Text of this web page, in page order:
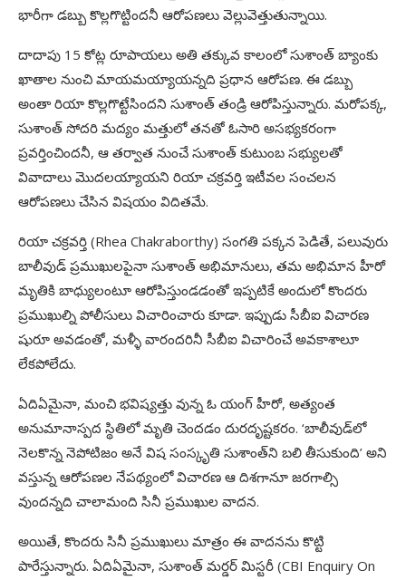
భారీగా డబ్బు కొల్లగొట్టిందనీ ఆరోపణలు వెల్లువెత్తుతున్నాయి.
దాదాపు 15 కోట్ల రూపాయలు అతి తక్కువ కాలంలో సుశాంత్‌ బ్యాంకు
ఖాతాల నుంచి మాయమయ్యాయన్నది ప్రధాన ఆరోపణ. ఈ డబ్బు
అంతా రియా కొల్లగొట్టేసిందని సుశాంత్‌ తండ్రి ఆరోపిస్తున్నారు. మరోపక్క,
సుశాంత్‌ సోదరి మద్యం మత్తులో తనతో ఓసారి అసభ్యకరంగా
ప్రవర్తించిందనీ, ఆ తర్వాత నుంచే సుశాంత్‌ కుటుంబ సభ్యులతో
వివాదాలు మొదలయ్యాయని రియా చక్రవర్తి ఇటీవల సంచలన
ఆరోపణలు చేసిన విషయం విదితమే.
రియా చక్రవర్తి (Rhea Chakraborthy) సంగతి పక్కన పెడితే, పలువురు
బాలీవుడ్‌ ప్రముఖులపైనా సుశాంత్‌ అభిమానులు, తమ అభిమాన హీరో
మృతికి బాధ్యులంటూ ఆరోపిస్తుండడంతో ఇప్పటికే అందులో కొందరు
ప్రముఖుల్ని పోలీసులు విచారించారు కూడా. ఇప్పుడు సీబీఐ విచారణ
షురూ అవడంతో, మళ్ళీ వారందరినీ సీబీఐ విచారించే అవకాశాలూ
లేకపోలేదు.
ఏదిఏమైనా, మంచి భవిష్యత్తు వున్న ఓ యంగ్‌ హీరో, అత్యంత
అనుమానాస్పద స్థితిలో మృతి చెందడం దురదృష్టకరం. ‘బాలీవుడ్‌లో
నెలకొన్న నెపోటిజం అనే విష సంస్కృతి సుశాంత్‌ని బలి తీసుకుంది’ అని
వస్తున్న ఆరోపణల నేపథ్యంలో విచారణ ఆ దిశగానూ జరగాల్సి
వుందన్నది చాలామంది సినీ ప్రముఖుల వాదన.
అయితే, కొందరు సినీ ప్రముఖులు మాత్రం ఈ వాదనను కొట్టి
పారేస్తున్నారు. ఏదిఏమైనా, సుశాంత్‌ మర్డర్‌ మిస్టరీ (CBI Enquiry On